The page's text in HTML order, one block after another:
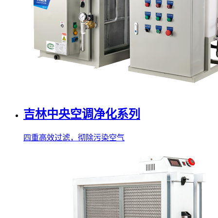
吉林中央空调净化系列
四重高效过滤，彻除污染空气